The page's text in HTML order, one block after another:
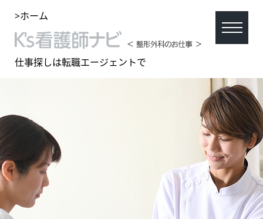
>ホーム
仕事探しは転職エージェントで